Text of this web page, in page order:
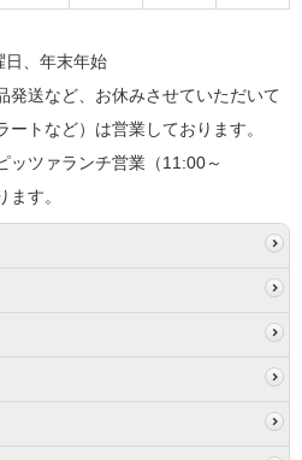
日、年末年始
発送など、お休みさせていただいて
トなど）は営業しております。
ッツァランチ営業（11:00～
す。